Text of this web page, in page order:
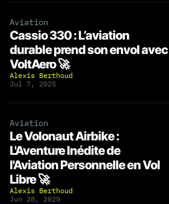
Aviation
Cassio 330 : L’aviation
durable prend son envol avec
VoltAero 🚀
Alexis Berthoud
Jul 7, 2025
Aviation
Le Volonaut Airbike :
L'Aventure Inédite de
l'Aviation Personnelle en Vol
Libre 🚀
Alexis Berthoud
Jun 28, 2025